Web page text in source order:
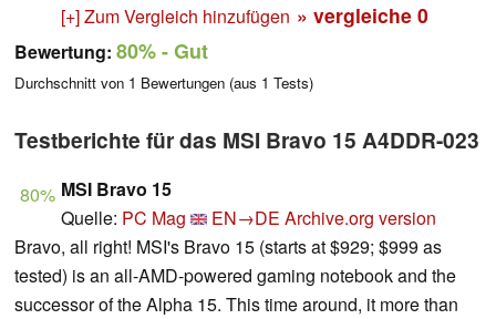
[+] Zum Vergleich hinzufügen » vergleiche 0
Bewertung: 80%- Gut
Durchschnitt von 1 Bewertungen (aus 1 Tests)
Testberichte für das MSI Bravo 15 A4DDR-023
80% MSI Bravo 15
Quelle: PC Mag EN→DE Archive.org version
Bravo, all right! MSI's Bravo 15 (starts at $929; $999 as
tested) is an all-AMD-powered gaming notebook and the
successor of the Alpha 15. This time around, it more than